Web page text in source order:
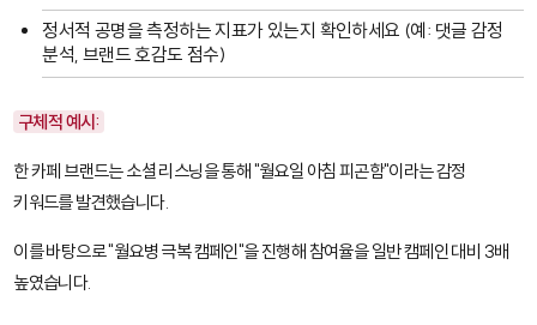
정서적 공명을 측정하는 지표가 있는지 확인하세요 (예: 댓글 감정
분석, 브랜드 호감도 점수)
구체적 예시:
한 카페 브랜드는 소셜 리스닝을 통해 "월요일 아침 피곤함"이라는 감정
키워드를 발견했습니다.
이를 바탕으로 "월요병 극복 캠페인"을 진행해 참여율을 일반 캠페인 대비 3배
높였습니다.